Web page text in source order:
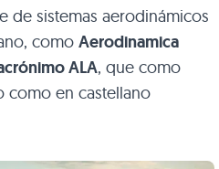
de sistemas aerodinámicos
como Aerodinamica
ALA, que como
como en castellano